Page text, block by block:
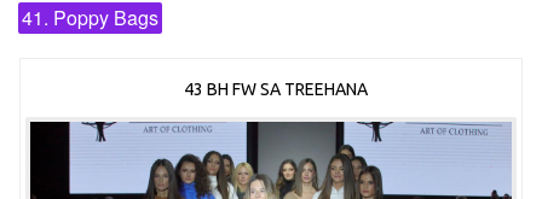
41. Poppy Bags
43 BH FW SA TREEHANA